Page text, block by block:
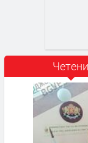
Четени